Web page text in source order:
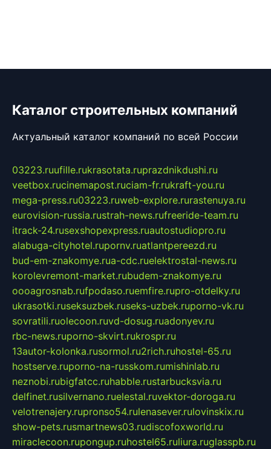
Каталог строительных компаний
Актуальный каталог компаний по всей России
03223.ruufille.rukrasotata.ruprazdnikdushi.ru
veetbox.rucinemapost.ruciam-fr.rukraft-you.ru
mega-press.ru03223.ruweb-explore.rurastenuya.ru
eurovision-russia.rustrah-news.rufreeride-team.ru
itrack-24.rusexshopexpress.ruautostudiopro.ru
alabuga-cityhotel.rupornv.ruatlantpereezd.ru
bud-em-znakomye.rua-cdc.ruelektrostal-news.ru
korolevremont-market.rubudem-znakomye.ru
oooagrosnab.rufpodaso.ruemfire.rupro-otdelky.ru
ukrasotki.ruseksuzbek.ruseks-uzbek.ruporno-vk.ru
sovratili.ruolecoon.ruvd-dosug.ruadonyev.ru
rbc-news.ruporno-skvirt.rukrospr.ru
13autor-kolonka.rusormol.ru2rich.ruhostel-65.ru
hostserve.ruporno-na-russkom.rumishinlab.ru
neznobi.rubigfatcc.ruhabble.rustarbucksvia.ru
delfinet.rusilvernano.ruelestal.ruvektor-doroga.ru
velotrenajery.rupronso54.rulenasever.rulovinskix.ru
show-pets.rusmartnews03.rudiscofoxworld.ru
miraclecoon.rupongup.ruhostel65.ruliura.ruglasspb.ru